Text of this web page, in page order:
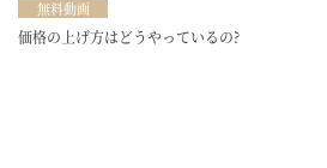
無料動画
価格の上げ方はどうやっているの?